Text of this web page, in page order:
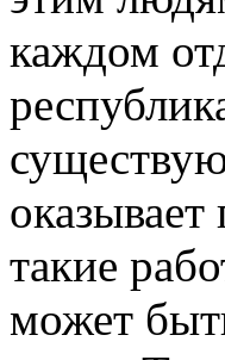
каждом
такие
может